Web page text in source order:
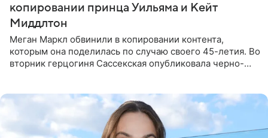
копировании принца Уильяма и Кейт
Миддлтон
Меган Маркл обвинили в копировании контента,
которым она поделилась по случаю своего 45-летия. Во
вторник герцогиня Сассекская опубликовала черно-